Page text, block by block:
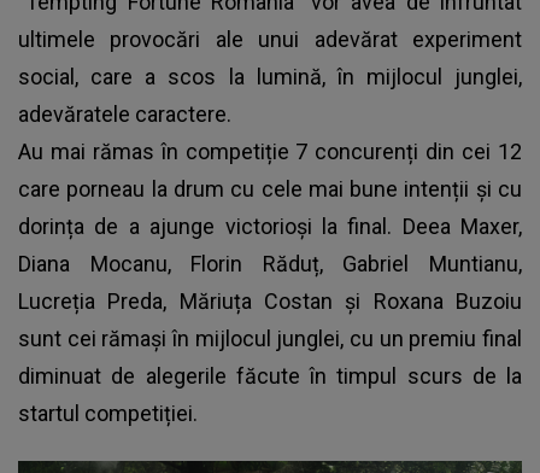
ultimele provocări ale unui adevărat experiment
social, care a scos la lumină, în mijlocul junglei,
adevăratele caractere.
Au mai rămas în competiție 7 concurenți din cei 12
care porneau la drum cu cele mai bune intenții și cu
dorința de a ajunge victorioși la final. Deea Maxer,
Diana Mocanu, Florin Răduț, Gabriel Muntianu,
Lucreția Preda, Măriuța Costan și Roxana Buzoiu
sunt cei rămași în mijlocul junglei, cu un premiu final
diminuat de alegerile făcute în timpul scurs de la
startul competiției.